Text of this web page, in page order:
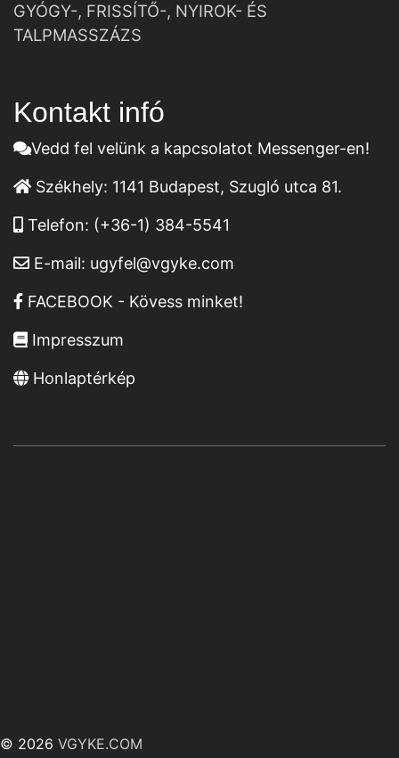
GYÓGY-, FRISSÍTŐ-, NYIROK- ÉS
TALPMASSZÁZS
Kontakt infó
Vedd fel velünk a kapcsolatot Messenger-en!
Székhely: 1141 Budapest, Szugló utca 81.
Telefon: (+36-1) 384-5541
E-mail: ugyfel@vgyke.com
FACEBOOK - Kövess minket!
Impresszum
Honlaptérkép
© 2026 VGYKE.COM